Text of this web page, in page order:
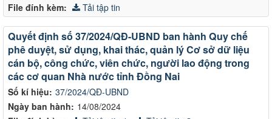
File đính kèm: Tải tập tin
Số kí hiệu: 37/2024/QĐ-UBND
Ngày ban hành: 14/08/2024
Quyết định số 37/2024/QĐ-UBND ban hành Quy chế
phê duyệt, sử dụng, khai thác, quản lý Cơ sở dữ liệu
cán bộ, công chức, viên chức, người lao động trong
các cơ quan Nhà nước tỉnh Đồng Nai